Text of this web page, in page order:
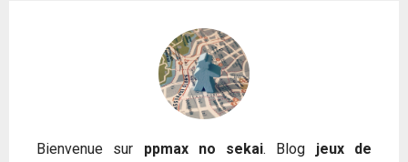
Bienvenue sur ppmax no sekai. Blog jeux de